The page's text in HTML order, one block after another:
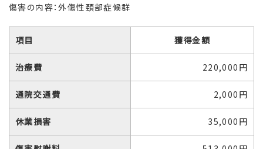
傷害の内容：外傷性頚部症候群
項目 獲得金額
治療費 220,000円
通院交通費 2,000円
休業損害 35,000円